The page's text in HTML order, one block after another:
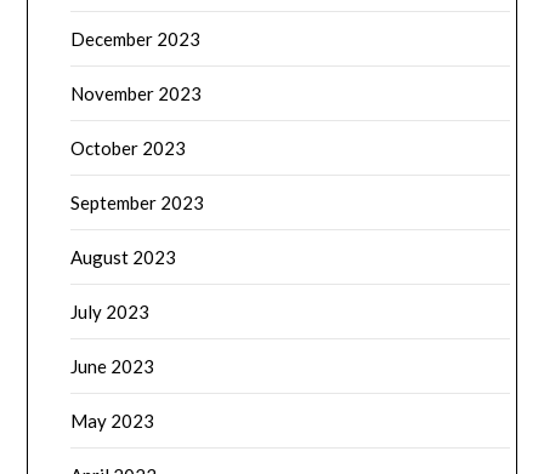
December 2023
November 2023
October 2023
September 2023
August 2023
July 2023
June 2023
May 2023